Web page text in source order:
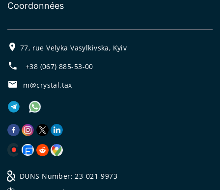
Coordonnées
77, rue Velyka Vasylkivska, Kyiv
+38 (067) 885-53-00
m@crystal.tax
DUNS Number: 23-021-9973